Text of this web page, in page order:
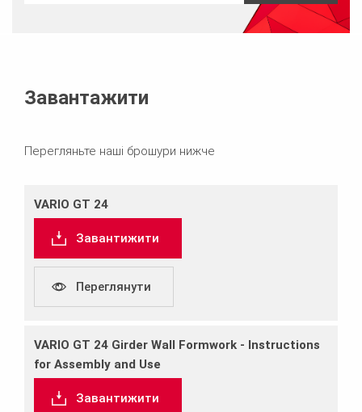
Завантажити
Перегляньте наші брошури нижче
VARIO GT 24
Завантижити
Переглянути
VARIO GT 24 Girder Wall Formwork ‐ Instructions
for Assembly and Use
Завантижити